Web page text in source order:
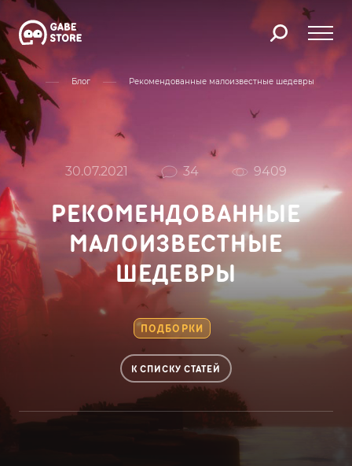
Главная Блог Рекомендованные малоизвестные шедевры
30.07.2021 34 9409
РЕКОМЕНДОВАННЫЕ
МАЛОИЗВЕСТНЫЕ
ШЕДЕВРЫ
ПОДБОРКИ
К СПИСКУ СТАТЕЙ